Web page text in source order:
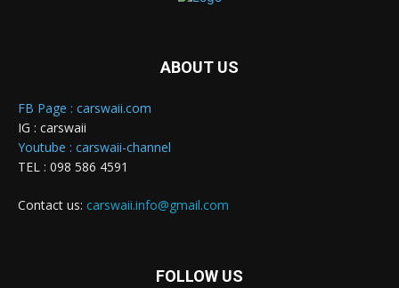
ABOUT US
FB Page : carswaii.com
IG : carswaii
Youtube : carswaii-channel
TEL : 098 586 4591
Contact us: carswaii.info@gmail.com
FOLLOW US